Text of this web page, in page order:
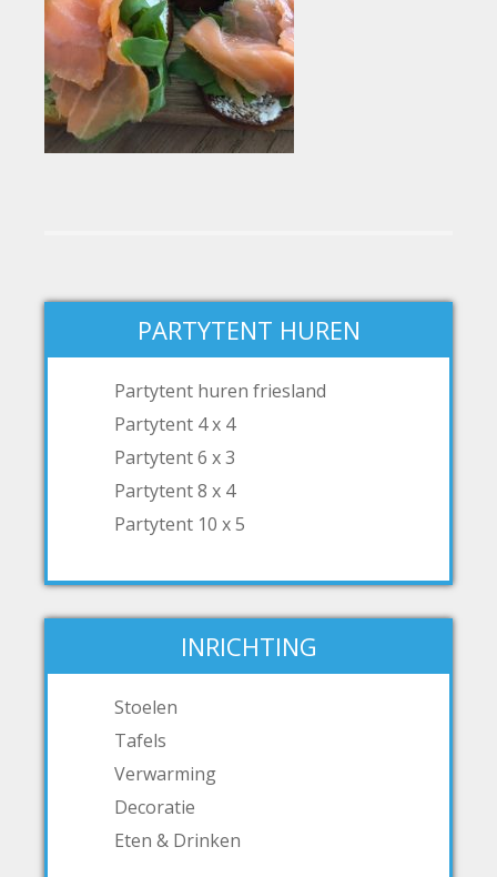
PARTYTENT HUREN
Partytent huren friesland
Partytent 4 x 4
Partytent 6 x 3
Partytent 8 x 4
Partytent 10 x 5
INRICHTING
Stoelen
Tafels
Verwarming
Decoratie
Eten & Drinken